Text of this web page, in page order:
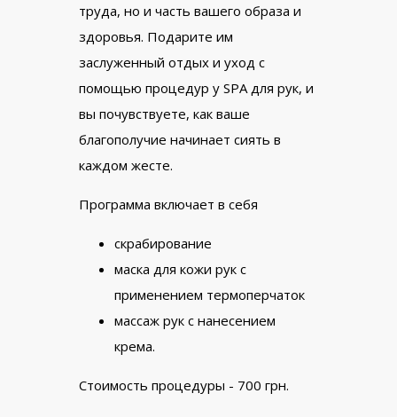
труда, но и часть вашего образа и
здоровья. Подарите им
заслуженный отдых и уход с
помощью процедур у SPA для рук, и
вы почувствуете, как ваше
благополучие начинает сиять в
каждом жесте.
Программа включает в себя
скрабирование
маска для кожи рук с
применением термоперчаток
массаж рук с нанесением
крема.
Стоимость процедуры - 700 грн.